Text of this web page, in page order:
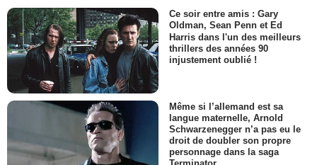
Ce soir entre amis : Gary
Oldman, Sean Penn et Ed
Harris dans l'un des meilleurs
thrillers des années 90
injustement oublié !
Même si l’allemand est sa
langue maternelle, Arnold
Schwarzenegger n’a pas eu le
droit de doubler son propre
personnage dans la saga